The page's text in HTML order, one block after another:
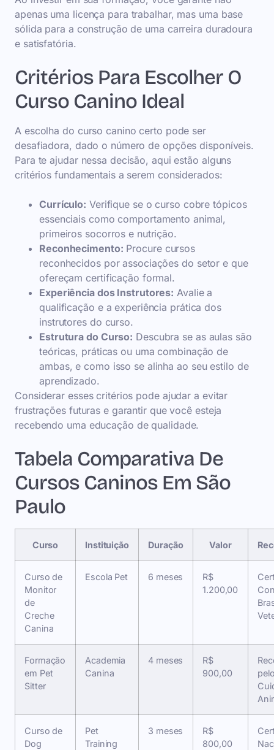
apenas uma licença para trabalhar, mas uma base
sólida para a construção de uma carreira duradoura
e satisfatória.
Critérios Para Escolher O
Curso Canino Ideal
A escolha do curso canino certo pode ser
desafiadora, dado o número de opções disponíveis.
Para te ajudar nessa decisão, aqui estão alguns
critérios fundamentais a serem considerados:
Currículo: Verifique se o curso cobre tópicos
essenciais como comportamento animal,
primeiros socorros e nutrição.
Reconhecimento: Procure cursos
reconhecidos por associações do setor e que
ofereçam certificação formal.
Experiência dos Instrutores: Avalie a
qualificação e a experiência prática dos
instrutores do curso.
Estrutura do Curso: Descubra se as aulas são
teóricas, práticas ou uma combinação de
ambas, e como isso se alinha ao seu estilo de
aprendizado.
Considerar esses critérios pode ajudar a evitar
frustrações futuras e garantir que você esteja
recebendo uma educação de qualidade.
Tabela Comparativa De
Cursos Caninos Em São
Paulo
Curso Instituição Duração Valor
Curso de
Monitor
de
Creche
Canina
Escola Pet 6 meses
R$
1.200,00
Formação
em Pet
Sitter
Academia
Canina
4 meses
R$
900,00
Curso de
Dog
Pet
Training
3 meses
R$
800,00